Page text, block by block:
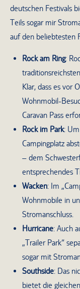
deutschen Festivals
Teils sogar mir
auf den beliebtesten
Rock am Ring:
Klar, dass es vor
Wohnmobil-
Caravan Pass
Rock im Park:
Campingplatz
– dem
entsprechendes
Wacken: Im
Wohnmobile in
Stromanschluss.
Hurricane: Auch
„Trailer Park“
sogar mit
Southside: Das
bietet die